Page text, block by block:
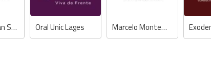
Tarcísio Vivian Soares - Dentista Oral Unic Lages Marcelo Montemezzo - Dentista